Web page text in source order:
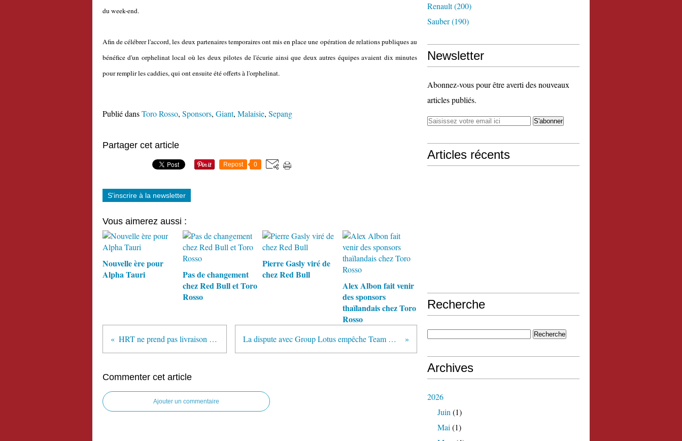
du week-end.
Afin de célébrer l'accord, les deux partenaires temporaires ont mis en place une opération de relations publiques au
bénéfice d'un orphelinat local où les deux pilotes de l'écurie ainsi que deux autres équipes avaient dix minutes
pour remplir les caddies, qui ont ensuite été offerts à l'orphelinat.
Publié dansToro Rosso, Sponsors, Giant, Malaisie, Sepang
Partager cet article
Repost 0
S'inscrire à la newsletter
Vous aimerez aussi :
Nouvelle ère pour
Alpha Tauri
Pas de changement
chez Red Bull et Toro
Rosso
Pierre Gasly viré de
chez Red Bull
Alex Albon fait venir
des sponsors
thaïlandais chez Toro
Rosso
HRT ne prend pas livraison de ses trois camions La dispute avec Group Lotus empêche Team Lotus de trouver des sponsors
Commenter cet article
Ajouter un commentaire
Renault(200)
Sauber(190)
Newsletter
Abonnez-vous pour être averti des nouveaux
articles publiés.
Articles récents
Recherche
Archives
2026
Juin (1)
Mai (1)